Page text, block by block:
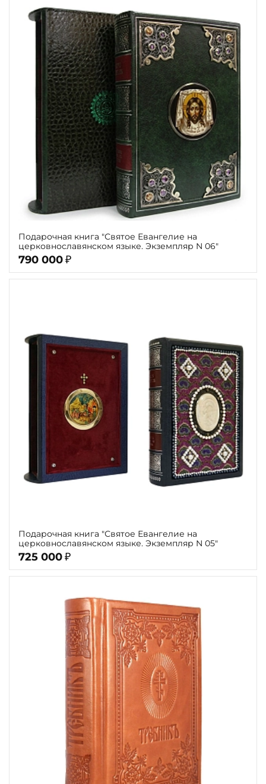
Подарочная книга "Святое Евангелие на
церковнославянском языке. Экземпляр N 06"
790 000 ₽
Подарочная книга "Святое Евангелие на
церковнославянском языке. Экземпляр N 05"
725 000 ₽